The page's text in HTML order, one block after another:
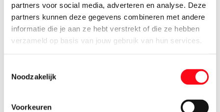
partners voor social media, adverteren en analyse. Deze
partners kunnen deze gegevens combineren met andere
informatie die je aan ze hebt verstrekt of die ze hebben
verzameld op basis van jouw gebruik van hun services.
Noodzakelijk
Voorkeuren